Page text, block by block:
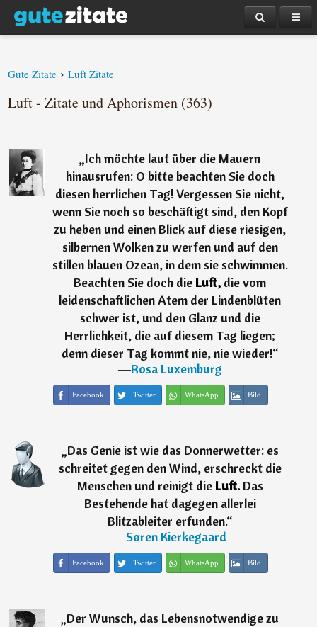
Gute Zitate › Luft Zitate
Luft - Zitate und Aphorismen (363)
„Ich möchte laut über die Mauern
hinausrufen: O bitte beachten Sie doch
diesen herrlichen Tag! Vergessen Sie nicht,
wenn Sie noch so beschäftigt sind, den Kopf
zu heben und einen Blick auf diese riesigen,
silbernen Wolken zu werfen und auf den
stillen blauen Ozean, in dem sie schwimmen.
Beachten Sie doch die Luft, die vom
leidenschaftlichen Atem der Lindenblüten
schwer ist, und den Glanz und die
Herrlichkeit, die auf diesem Tag liegen;
denn dieser Tag kommt nie, nie wieder!“
―Rosa Luxemburg
Facebook Twitter WhatsApp Bild
„Das Genie ist wie das Donnerwetter: es
schreitet gegen den Wind, erschreckt die
Menschen und reinigt dieLuft.Das
Bestehende hat dagegen allerlei
Blitzableiter erfunden.“
―Søren Kierkegaard
Facebook Twitter WhatsApp Bild
„Der Wunsch, das Lebensnotwendige zu